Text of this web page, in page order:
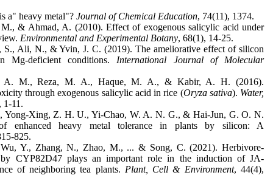
a" heavy metal"? Journal of Chemical Education, 74(11), 1374.
& Ahmad, A. (2010). Effect of exogenous salicylic acid under
Environmental and Experimental Botany, 68(1), 14-25.
S., Ali, N., & Yvin, J. C. (2019). The ameliorative effect of silicon
Mg-deficient conditions. International Journal of Molecular
A. M., Reza, M. A., Haque, M. A., & Kabir, A. H. (2016).
through exogenous salicylic acid in rice (Oryza sativa). Water,
1-11.
Yong-Xing, Z. H. U., Yi-Chao, W. A. N. G., & Hai-Jun, G. O. N.
enhanced heavy metal tolerance in plants by silicon: A
825.
Y., Zhang, N., Zhao, M., ... & Song, C. (2021). Herbivore‐
CYP82D47 plays an important role in the induction of JA‐
of neighboring tea plants. Plant, Cell & Environment, 44(4),